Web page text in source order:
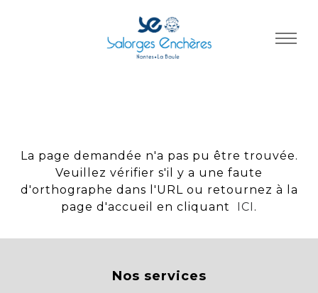
La page demandée n'a pas pu être trouvée.
Veuillez vérifier s'il y a une faute
d'orthographe dans l'URL ou retournez à la
page d'accueil en cliquant
ICI .
Nos services